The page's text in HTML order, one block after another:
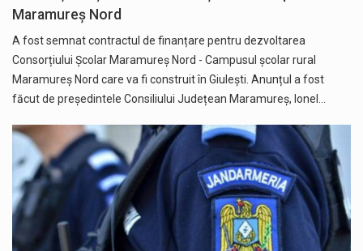
Maramureș Nord
A fost semnat contractul de finanțare pentru dezvoltarea
Consorțiului Școlar Maramureș Nord - Campusul școlar rural
Maramureș Nord care va fi construit în Giulești. Anunțul a fost
făcut de președintele Consiliului Județean Maramureș, Ionel…